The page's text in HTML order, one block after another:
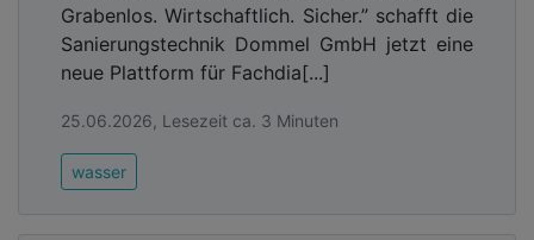
Grabenlos. Wirtschaftlich. Sicher.” schafft die
Sanierungstechnik Dommel GmbH jetzt eine
neue Plattform für Fachdia[...]
25.06.2026, Lesezeit ca. 3 Minuten
wasser